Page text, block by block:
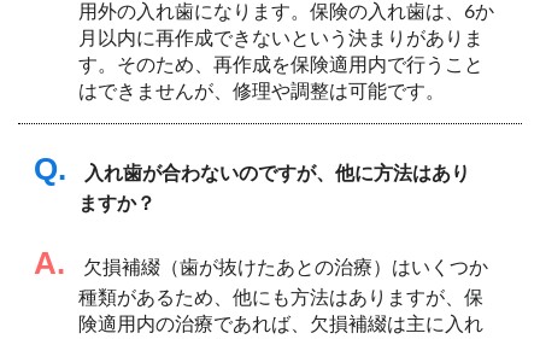
用外の入れ歯になります。保険の入れ歯は、6か
月以内に再作成できないという決まりがありま
す。そのため、再作成を保険適用内で行うこと
はできませんが、修理や調整は可能です。
Q.
入れ歯が合わないのですが、他に方法はあり
ますか？
A.
欠損補綴（歯が抜けたあとの治療）はいくつか
種類があるため、他にも方法はありますが、保
険適用内の治療であれば、欠損補綴は主に入れ